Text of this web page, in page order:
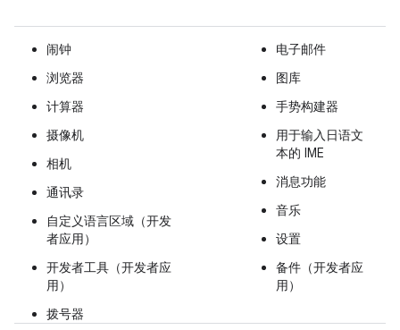
闹钟
浏览器
计算器
摄像机
相机
通讯录
自定义语言区域（开发
者应用）
开发者工具（开发者应
用）
拨号器
电子邮件
图库
手势构建器
用于输入日语文
本的 IME
消息功能
音乐
设置
备件（开发者应
用）